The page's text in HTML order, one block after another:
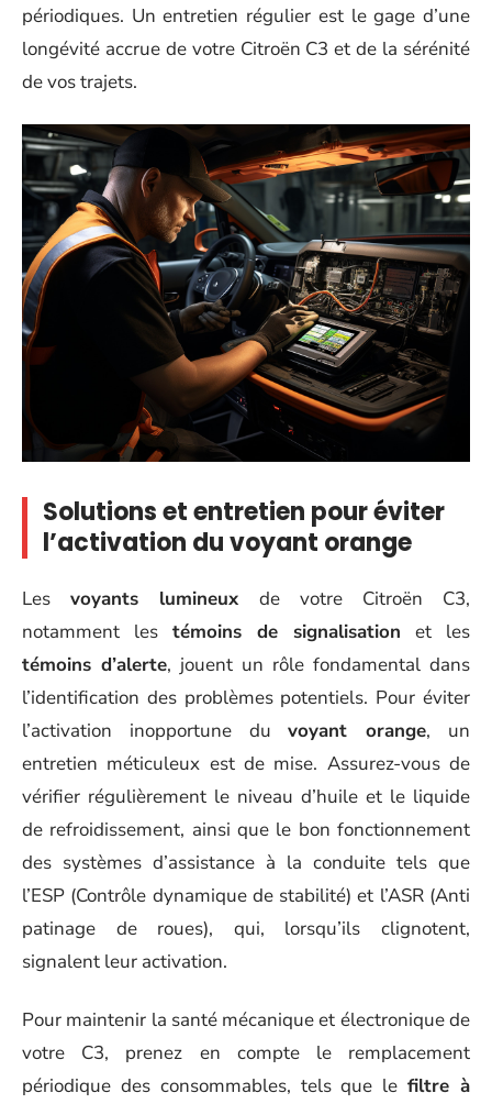
périodiques. Un entretien régulier est le gage d’une
longévité accrue de votre Citroën C3 et de la sérénité
de vos trajets.
Solutions et entretien pour éviter
l’activation du voyant orange
Lesvoyants lumineux de votre Citroën C3,
notamment les témoins de signalisation et les
témoins d’alerte, jouent un rôle fondamental dans
l’identification des problèmes potentiels. Pour éviter
l’activation inopportune duvoyant orange, un
entretien méticuleux est de mise. Assurez-vous de
vérifier régulièrement le niveau d’huile et le liquide
de refroidissement, ainsi que le bon fonctionnement
des systèmes d’assistance à la conduite tels que
l’ESP (Contrôle dynamique de stabilité) et l’ASR (Anti
patinage de roues), qui, lorsqu’ils clignotent,
signalent leur activation.
Pour maintenir la santé mécanique et électronique de
votre C3, prenez en compte le remplacement
périodique des consommables, tels que lefiltre à